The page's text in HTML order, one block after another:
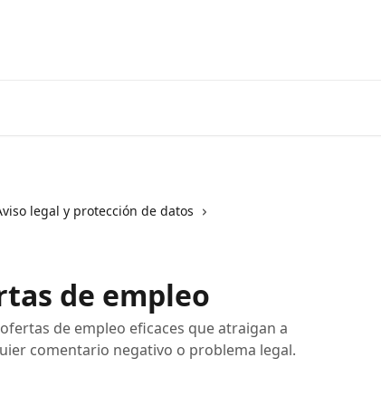
legal y protección de datos
de empleo
de empleo eficaces que atraigan a
comentario negativo o problema legal.